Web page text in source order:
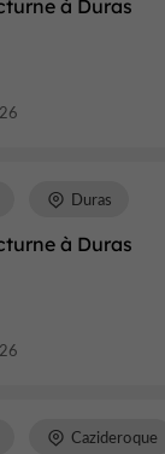
à Duras
à Duras
Duras
Cazideroque